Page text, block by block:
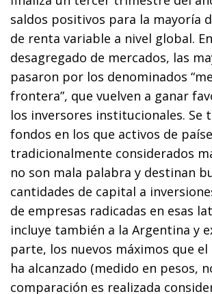
saldos positivos para la mayoría
de renta variable a nivel global.
desagregado de mercados, las
pasaron por los denominados
frontera”, que vuelven a ganar
los inversores institucionales. Se
fondos en los que activos de
tradicionalmente considerados
no son mala palabra y destinan
cantidades de capital a
de empresas radicadas en esas
incluye también a la Argentina y
parte, los nuevos máximos que
ha alcanzado (medido en pesos,
comparación es realizada